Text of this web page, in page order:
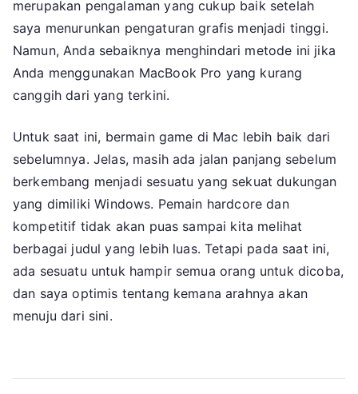
merupakan pengalaman yang cukup baik setelah
saya menurunkan pengaturan grafis menjadi tinggi.
Namun, Anda sebaiknya menghindari metode ini jika
Anda menggunakan MacBook Pro yang kurang
canggih dari yang terkini.
Untuk saat ini, bermain game di Mac lebih baik dari
sebelumnya. Jelas, masih ada jalan panjang sebelum
berkembang menjadi sesuatu yang sekuat dukungan
yang dimiliki Windows. Pemain hardcore dan
kompetitif tidak akan puas sampai kita melihat
berbagai judul yang lebih luas. Tetapi pada saat ini,
ada sesuatu untuk hampir semua orang untuk dicoba,
dan saya optimis tentang kemana arahnya akan
menuju dari sini.